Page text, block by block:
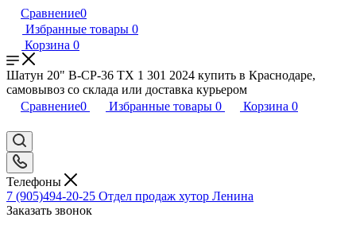
Сравнение0
Избранные товары 0
Корзина 0
Шатун 20" В-СР-36 ТХ 1 301 2024 купить в Краснодаре,
самовывоз со склада или доставка курьером
Сравнение0 Избранные товары 0 Корзина 0
Телефоны
7 (905)494-20-25 Отдел продаж хутор Ленина
Заказать звонок